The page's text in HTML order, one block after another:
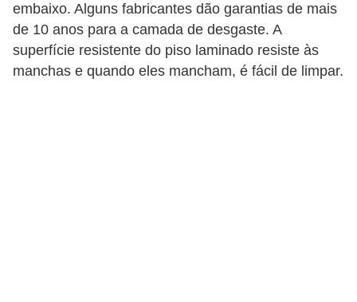
embaixo. Alguns fabricantes dão garantias de mais
de 10 anos para a camada de desgaste. A
superfície resistente do piso laminado resiste às
manchas e quando eles mancham, é fácil de limpar.